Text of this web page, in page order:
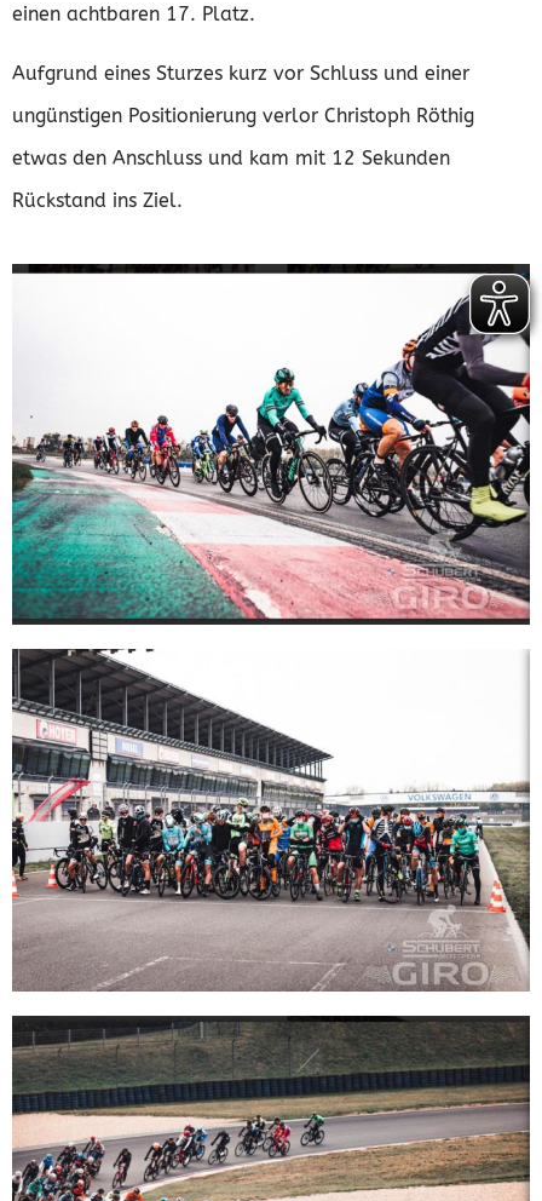
einen achtbaren 17. Platz.
Aufgrund eines Sturzes kurz vor Schluss und einer
ungünstigen Positionierung verlor Christoph Röthig
etwas den Anschluss und kam mit 12 Sekunden
Rückstand ins Ziel.